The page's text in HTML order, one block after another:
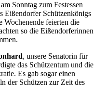
Sonntag zum Festessen
Eißendorfer Schützenkönigs
Wochenende feierten die
so die Eißendorferinnen
, unsere Senatorin für
das Schützentum und die
Es gab sogar einen
der Schützen zur Zeit des